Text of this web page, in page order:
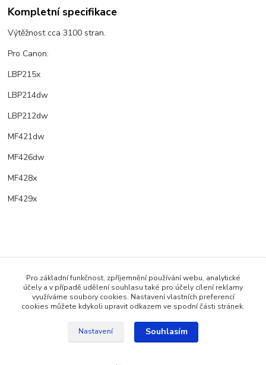
Kompletní specifikace
Výtěžnost cca 3100 stran.
Pro Canon:
LBP215x
LBP214dw
LBP212dw
MF421dw
MF426dw
MF428x
MF429x
Zboží zařazeno v kategoriích
Pro černobílý tisk (LBP/MF)
Pro základní funkčnost, zpříjemnění používání webu, analytické
účely a v případě udělení souhlasu také pro účely cílení reklamy
využíváme soubory cookies. Nastavení vlastních preferencí
cookies můžete kdykoli upravit odkazem ve spodní části stránek.
Nastavení Souhlasím